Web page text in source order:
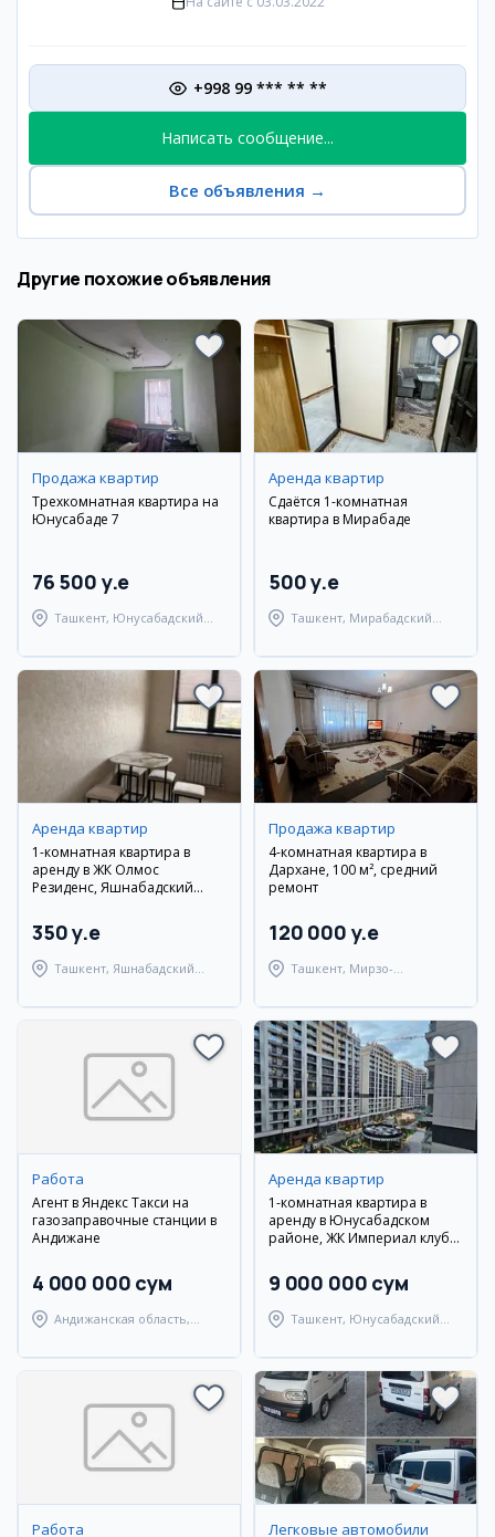
+998 99 *** ** **
Написать сообщение...
Все объявления →
Другие похожие объявления
Продажа квартир
Трехкомнатная квартира на
Юнусабаде 7
76 500 y.e
Ташкент, Юнусабадский
Аренда квартир
Сдаётся 1-комнатная
квартира в Мирабаде
500 y.e
Ташкент, Мирабадский
Аренда квартир
1-комнатная квартира в
аренду в ЖК Олмос
Резиденс, Яшнабадский
350 y.e
Ташкент, Яшнабадский
Продажа квартир
4-комнатная квартира в
Дархане, 100 м², средний
ремонт
120 000 y.e
Ташкент, Мирзо-
Работа
Агент в Яндекс Такси на
газозаправочные станции в
Андижане
4 000 000 сум
Андижанская область,
Аренда квартир
1-комнатная квартира в
аренду в Юнусабадском
районе, ЖК Империал клуб
9 000 000 сум
Ташкент, Юнусабадский
Работа Легковые автомобили